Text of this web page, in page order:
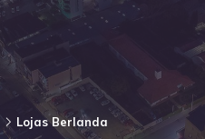
Lojas Berlanda